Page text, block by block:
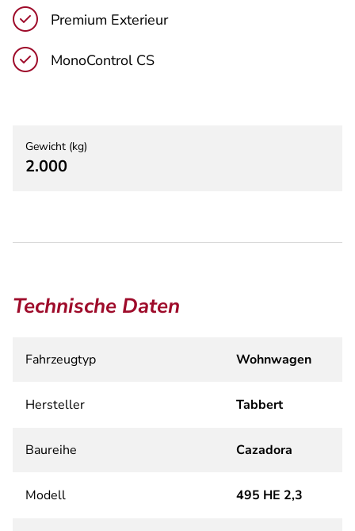
Premium Exterieur
MonoControl CS
Gewicht (kg)
2.000
Technische Daten
Fahrzeugtyp Wohnwagen
Hersteller Tabbert
Baureihe Cazadora
Modell 495 HE 2,3